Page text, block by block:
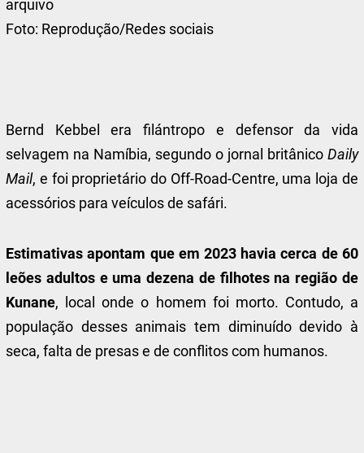
arquivo
Foto: Reprodução/Redes sociais
Bernd Kebbel era filántropo e defensor da vida
selvagem na Namíbia, segundo o jornal britânico Daily
Mail, e foi proprietário do Off-Road-Centre, uma loja de
acessórios para veículos de safári.
Estimativas apontam que em 2023 havia cerca de 60
leões adultos e uma dezena de filhotes na região de
Kunane, local onde o homem foi morto. Contudo, a
população desses animais tem diminuído devido à
seca, falta de presas e de conflitos com humanos.